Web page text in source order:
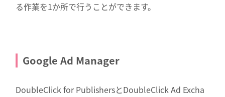
る作業を1か所で行うことができます。
Google Ad Manager
DoubleClick for PublishersとDoubleClick Ad Excha